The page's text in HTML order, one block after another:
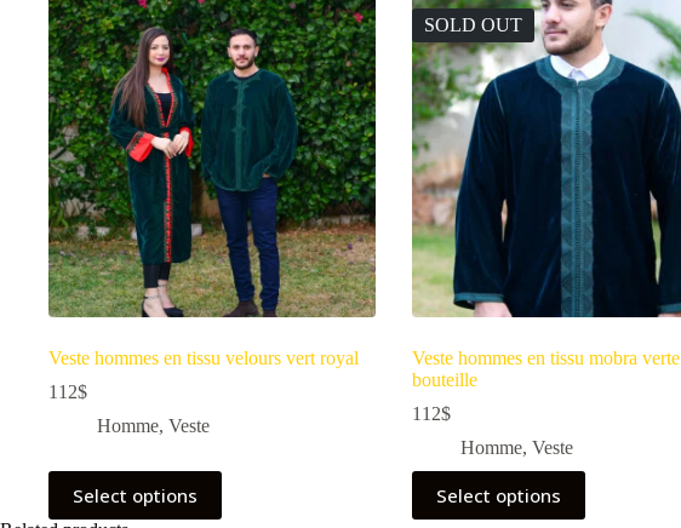
Veste hommes en tissu velours vert royal
112$
Homme, Veste
Select options
SOLD OUT
Veste hommes en tissu mobra verte
bouteille
112$
Homme, Veste
Select options